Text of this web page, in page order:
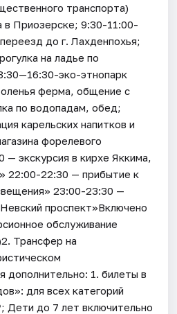
транспорта)
в Приозерске; 9:30-11:00-
до г. Лахденпохья;
на ладье по
эко-этнопарк
ферма, общение с
по водопадам, обед;
карельских напитков и
форелевого
— экскурсия в кирхе Яккима,
22:00-22:30 — прибытие к
23:00-23:30 —
проспект»Включено
обслуживание
Трансфер на
дополнительно: 1. билеты в
для всех категорий
Дети до 7 лет включительно